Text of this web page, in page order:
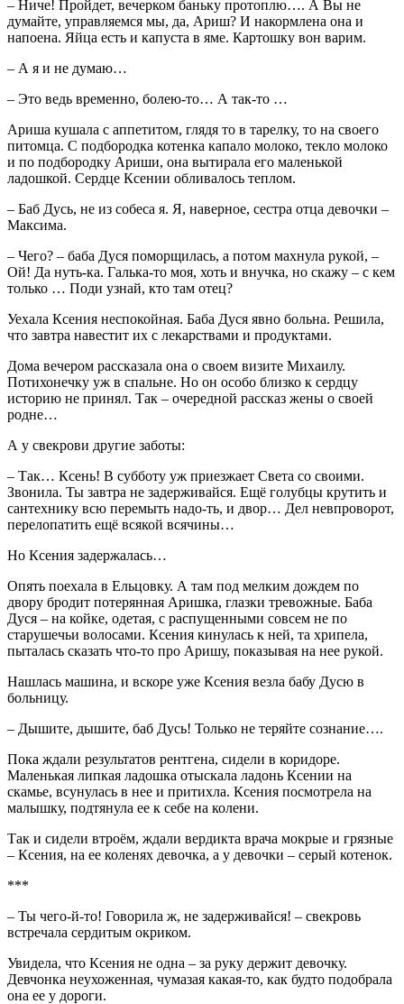
– Ниче! Пройдет, вечерком баньку протоплю…. А Вы не
думайте, управляемся мы, да, Ариш? И накормлена она и
напоена. Яйца есть и капуста в яме. Картошку вон варим.
– А я и не думаю…
– Это ведь временно, болею-то… А так-то …
Ариша кушала с аппетитом, глядя то в тарелку, то на своего
питомца. С подбородка котенка капало молоко, текло молоко
и по подбородку Ариши, она вытирала его маленькой
ладошкой. Сердце Ксении обливалось теплом.
– Баб Дусь, не из собеса я. Я, наверное, сестра отца девочки –
Максима.
– Чего? – баба Дуся поморщилась, а потом махнула рукой, –
Ой! Да нуть-ка. Галька-то моя, хоть и внучка, но скажу – с кем
только … Поди узнай, кто там отец?
Уехала Ксения неспокойная. Баба Дуся явно больна. Решила,
что завтра навестит их с лекарствами и продуктами.
Дома вечером рассказала она о своем визите Михаилу.
Потихонечку уж в спальне. Но он особо близко к сердцу
историю не принял. Так – очередной рассказ жены о своей
родне…
А у свекрови другие заботы:
– Так… Ксень! В субботу уж приезжает Света со своими.
Звонила. Ты завтра не задерживайся. Ещё голубцы крутить и
сантехнику всю перемыть надо-ть, и двор… Дел невпроворот,
перелопатить ещё всякой всячины…
Но Ксения задержалась…
Опять поехала в Ельцовку. А там под мелким дождем по
двору бродит потерянная Аришка, глазки тревожные. Баба
Дуся – на койке, одетая, с распущенными совсем не по
старушечьи волосами. Ксения кинулась к ней, та хрипела,
пыталась сказать что-то про Аришу, показывая на нее рукой.
Нашлась машина, и вскоре уже Ксения везла бабу Дусю в
больницу.
– Дышите, дышите, баб Дусь! Только не теряйте сознание….
Пока ждали результатов рентгена, сидели в коридоре.
Маленькая липкая ладошка отыскала ладонь Ксении на
скамье, всунулась в нее и притихла. Ксения посмотрела на
малышку, подтянула ее к себе на колени.
Так и сидели втроём, ждали вердикта врача мокрые и грязные
– Ксения, на ее коленях девочка, а у девочки – серый котенок.
***
– Ты чего-й-то! Говорила ж, не задерживайся! – свекровь
встречала сердитым окриком.
Увидела, что Ксения не одна – за руку держит девочку.
Девчонка неухоженная, чумазая какая-то, как будто подобрала
она ее у дороги.